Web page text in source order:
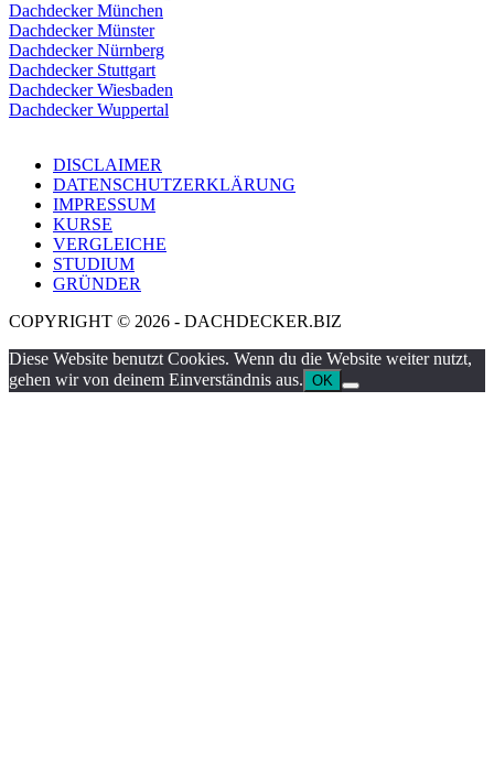
Dachdecker München
Dachdecker Münster
Dachdecker Nürnberg
Dachdecker Stuttgart
Dachdecker Wiesbaden
Dachdecker Wuppertal
DISCLAIMER
DATENSCHUTZERKLÄRUNG
IMPRESSUM
KURSE
VERGLEICHE
STUDIUM
GRÜNDER
COPYRIGHT © 2026 - DACHDECKER.BIZ
Diese Website benutzt Cookies. Wenn du die Website weiter nutzt,
gehen wir von deinem Einverständnis aus. OK